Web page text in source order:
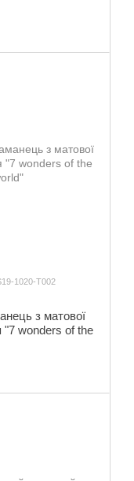
1020-T002
з матової
"7 wonders of the